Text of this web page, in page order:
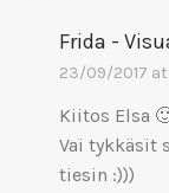
Frida -
23/09/2017 at
Kiitos Elsa
Vai tykkäsit
tiesin :)))